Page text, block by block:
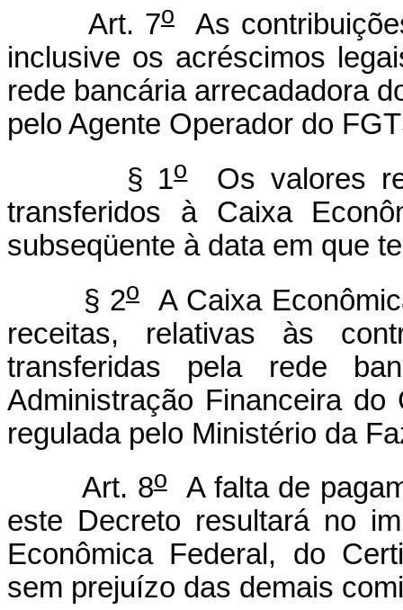
Art. 7o
As
inclusive os acréscimos
rede bancária arrecadadora
pelo Agente Operador do
§ 1oOs valores
transferidos à Caixa
subseqüente à data em que
§ 2o
A Caixa
receitas, relativas às
transferidas pela rede
Administração Financeira
regulada pelo Ministério da
Art. 8oA falta de
este Decreto resultará no
Econômica Federal, do
sem prejuízo das demais